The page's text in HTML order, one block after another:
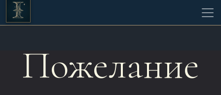
Пожелание